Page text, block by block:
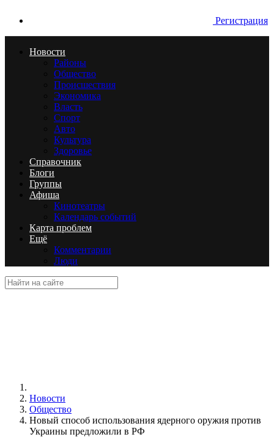
Регистрация
Новости
Районы
Общество
Происшествия
Экономика
Власть
Спорт
Авто
Культура
Здоровье
Справочник
Блоги
Группы
Афиша
Кинотеатры
Календарь событий
Карта проблем
Ещё
Комментарии
Люди
Новости
Общество
Новый способ использования ядерного оружия против
Украины предложили в РФ